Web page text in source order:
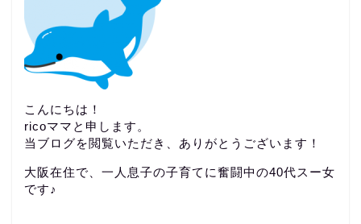
こんにちは！
ricoママと申します。
当ブログを閲覧いただき、ありがとうございます！
大阪在住で、一人息子の子育てに奮闘中の40代スー女
です♪